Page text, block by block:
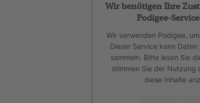
Wir benötigen Ihre
Podigee-
Wir verwenden Podigee,
Dieser Service kann
sammeln. Bitte lesen Sie
stimmen Sie der Nutzung
diese Inhalte